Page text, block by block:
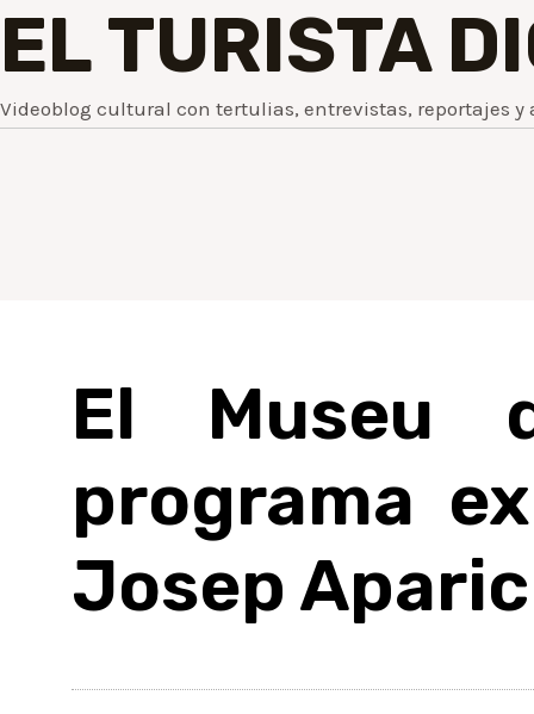
EL TURISTA
Videoblog cultural con tertulias, entrevistas, reportajes y
El Museu
programa
Josep